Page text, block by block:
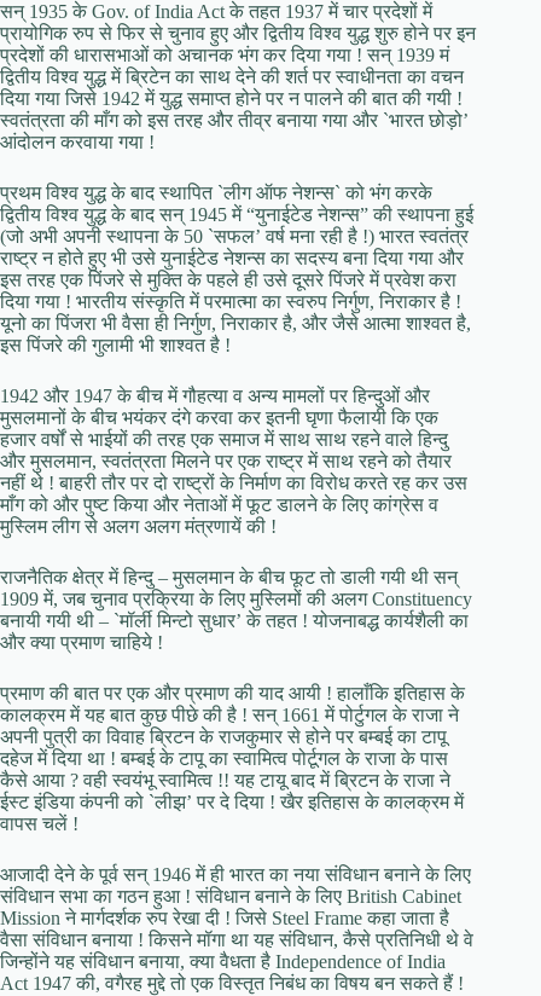
सन् 1935 के Gov. of India Act के तहत 1937 में चार प्रदेशों में
प्रायोगिक रुप से फिर से चुनाव हुए और द्वितीय विश्व युद्ध शुरु होने पर इन
प्रदेशों की धारासभाओं को अचानक भंग कर दिया गया ! सन् 1939 मं
द्वितीय विश्व युद्ध में ब्रिटेन का साथ देने की शर्त पर स्वाधीनता का वचन
दिया गया जिसे 1942 में युद्ध समाप्त होने पर न पालने की बात की गयी !
स्वतंत्रता की माँग को इस तरह और तीव्र बनाया गया और `भारत छोड़ो’
आंदोलन करवाया गया !
प्रथम विश्व युद्ध के बाद स्थापित `लीग ऑफ नेशन्स` को भंग करके
द्वितीय विश्व युद्ध के बाद सन् 1945 में “युनाईटेड नेशन्स” की स्थापना हुई
(जो अभी अपनी स्थापना के 50 `सफल’ वर्ष मना रही है !) भारत स्वतंत्र
राष्ट्र न होते हुए भी उसे युनाईटेड नेशन्स का सदस्य बना दिया गया और
इस तरह एक पिंजरे से मुक्ति के पहले ही उसे दूसरे पिंजरे में प्रवेश करा
दिया गया ! भारतीय संस्कृति में परमात्मा का स्वरुप निर्गुण, निराकार है !
यूनो का पिंजरा भी वैसा ही निर्गुण, निराकार है, और जैसे आत्मा शाश्वत है,
इस पिंजरे की गुलामी भी शाश्वत है !
1942 और 1947 के बीच में गौहत्या व अन्य मामलों पर हिन्दुओं और
मुसलमानों के बीच भयंकर दंगे करवा कर इतनी घृणा फैलायी कि एक
हजार वर्षों से भाईयों की तरह एक समाज में साथ साथ रहने वाले हिन्दु
और मुसलमान, स्वतंत्रता मिलने पर एक राष्ट्र में साथ रहने को तैयार
नहीं थे ! बाहरी तौर पर दो राष्ट्रों के निर्माण का विरोध करते रह कर उस
माँग को और पुष्ट किया और नेताओं में फूट डालने के लिए कांग्रेस व
मुस्लिम लीग से अलग अलग मंत्रणायें की !
राजनैतिक क्षेत्र में हिन्दु – मुसलमान के बीच फूट तो डाली गयी थी सन्
1909 में, जब चुनाव प्रक्रिया के लिए मुस्लिमों की अलग Constituency
बनायी गयी थी – `मॉर्ली मिन्टो सुधार’ के तहत ! योजनाबद्ध कार्यशैली का
और क्या प्रमाण चाहिये !
प्रमाण की बात पर एक और प्रमाण की याद आयी ! हालाँकि इतिहास के
कालक्रम में यह बात कुछ पीछे की है ! सन् 1661 में पोर्टुगल के राजा ने
अपनी पुत्री का विवाह ब्रिटन के राजकुमार से होने पर बम्बई का टापू
दहेज में दिया था ! बम्बई के टापू का स्वामित्व पोर्टूगल के राजा के पास
कैसे आया ? वही स्वयंभू स्वामित्व !! यह टायू बाद में ब्रिटन के राजा ने
ईस्ट इंडिया कंपनी को `लीझ’ पर दे दिया ! खैर इतिहास के कालक्रम में
वापस चलें !
आजादी देने के पूर्व सन् 1946 में ही भारत का नया संविधान बनाने के लिए
संविधान सभा का गठन हुआ ! संविधान बनाने के लिए British Cabinet
Mission ने मार्गदर्शक रुप रेखा दी ! जिसे Steel Frame कहा जाता है
वैसा संविधान बनाया ! किसने मॉगा था यह संविधान, कैसे प्रतिनिधी थे वे
जिन्होंने यह संविधान बनाया, क्या वैधता है Independence of India
Act 1947 की, वगैरह मुद्दे तो एक विस्तृत निबंध का विषय बन सकते हैं !